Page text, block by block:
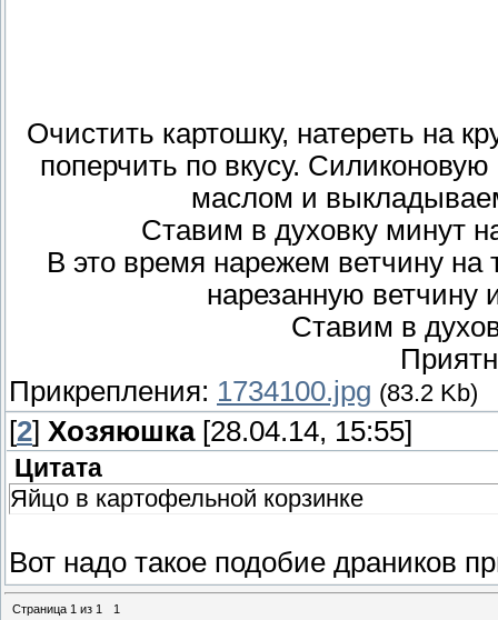
Очистить картошку, натереть на
поперчить по вкусу.
маслом и
Ставим в духовку минут
В это время нарежем ветчину
нарезанную ветчину
Ставим в
Прикрепления: 1734100.jpg (83.2 Kb)
[2] Хозяюшка[28.04.14, 15:55]
Цитата
Яйцо в картофельной корзинке
Вот надо такое подобие драников
Страница 1 из 1 1